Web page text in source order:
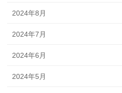
2024年8月
2024年7月
2024年6月
2024年5月